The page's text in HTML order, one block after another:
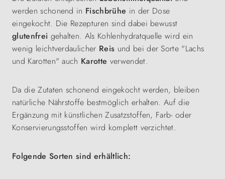
werden schonend in Fischbrühe in der Dose
eingekocht. Die Rezepturen sind dabei bewusst
glutenfrei gehalten. Als Kohlenhydratquelle wird ein
wenig leichtverdaulicher Reis und bei der Sorte "Lachs
und Karotten" auch Karotte verwendet.
Da die Zutaten schonend eingekocht werden, bleiben
natürliche Nährstoffe bestmöglich erhalten. Auf die
Ergänzung mit künstlichen Zusatzstoffen, Farb- oder
Konservierungsstoffen wird komplett verzichtet.
Folgende Sorten sind erhältlich: